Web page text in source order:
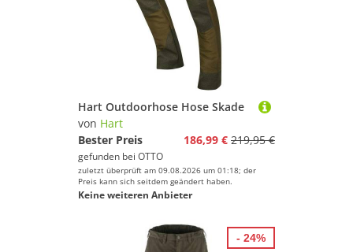
Hart Outdoorhose Hose Skade
von Hart
Bester Preis
186,99 € 219,95 €
gefunden bei OTTO
zuletzt überprüft am 09.08.2026 um 01:18; der
Preis kann sich seitdem geändert haben.
Keine weiteren Anbieter
- 24%